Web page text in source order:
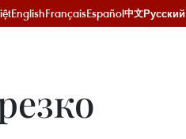
EnglishFrançaisEspañol中文Русский